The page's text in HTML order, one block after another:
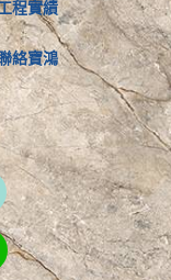
程實績
絡寶鴻